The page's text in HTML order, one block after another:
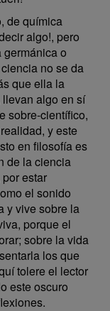
de química
algo!, pero
o
no se da
que ella la
algo en sí
sobre-científico,
y este
en filosofía es
de la ciencia
estar
el sonido
y vive sobre la
porque el
sobre la vida
los que
tolere el lector
este oscuro